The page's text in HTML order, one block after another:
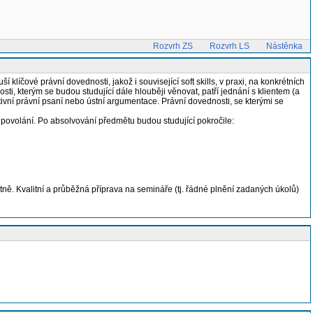
Rozvrh ZS Rozvrh LS
Nástěnka
klíčové právní dovednosti, jakož i související soft skills, v praxi, na konkrétních
kterým se budou studující dále hlouběji věnovat, patří jednání s klientem (a
právní psaní nebo ústní argumentace. Právní dovednosti, se kterými se
Po absolvování předmětu budou studující pokročile:
Kvalitní a průběžná příprava na semináře (tj. řádné plnění zadaných úkolů)